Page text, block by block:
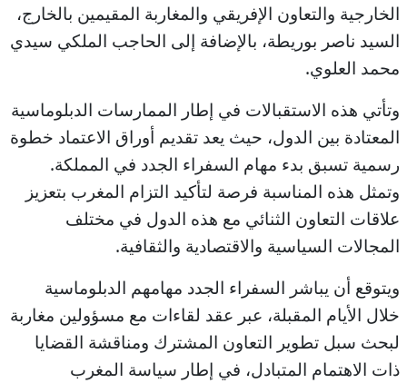
الخارجية والتعاون الإفريقي والمغاربة المقيمين بالخارج،
السيد ناصر بوريطة، بالإضافة إلى الحاجب الملكي سيدي
محمد العلوي.
وتأتي هذه الاستقبالات في إطار الممارسات الدبلوماسية
المعتادة بين الدول، حيث يعد تقديم أوراق الاعتماد خطوة
رسمية تسبق بدء مهام السفراء الجدد في المملكة.
وتمثل هذه المناسبة فرصة لتأكيد التزام المغرب بتعزيز
علاقات التعاون الثنائي مع هذه الدول في مختلف
المجالات السياسية والاقتصادية والثقافية.
ويتوقع أن يباشر السفراء الجدد مهامهم الدبلوماسية
خلال الأيام المقبلة، عبر عقد لقاءات مع مسؤولين مغاربة
لبحث سبل تطوير التعاون المشترك ومناقشة القضايا
ذات الاهتمام المتبادل، في إطار سياسة المغرب